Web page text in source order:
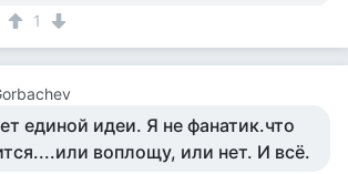
1
единой идеи. Я не фанатик.что
воплощу, или нет. И всё.